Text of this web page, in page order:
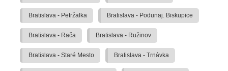
Bratislava - Petržalka Bratislava - Podunaj. Biskupice
Bratislava - Rača Bratislava - Ružinov
Bratislava - Staré Mesto Bratislava - Trnávka